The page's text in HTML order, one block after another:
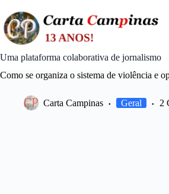
content
Uma plataforma colaborativa de jornalismo
Como se organiza o sistema de violência e
Carta Campinas Geral 2